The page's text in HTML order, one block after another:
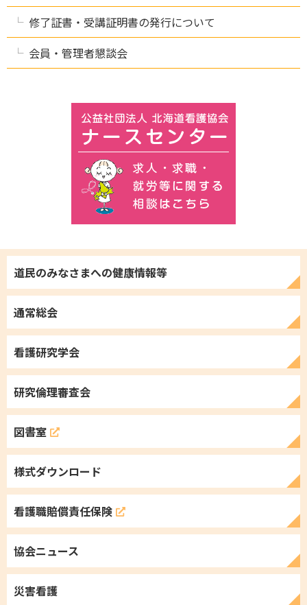
修了証書・受講証明書の発行について
会員・管理者懇談会
道民のみなさまへの健康情報等
通常総会
看護研究学会
研究倫理審査会
図書室
様式ダウンロード
看護職賠償責任保険
協会ニュース
災害看護